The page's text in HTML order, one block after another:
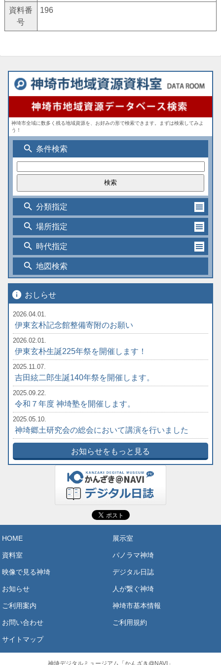
資料番
号
196
神埼市全域に数多く残る地域資源を、お好みの形で検索できます。まずは検索してみよ
う！
search 条件検索
search 分類指定
search 場所指定
search 時代指定
search 地図検索
info おしらせ
2026.04.01.
伊東玄朴記念館整備寄附のお願い
2026.02.01.
伊東玄朴生誕225年祭を開催します！
2025.11.07.
吉田絃二郎生誕140年祭を開催します。
2025.09.22.
令和７年度 神埼塾を開催します。
2025.05.10.
神埼郷土研究会の総会において講演を行いました
お知らせをもっと見る
HOME 展示室
資料室 パノラマ神埼
映像で見る神埼 デジタル日誌
お知らせ 人が繋ぐ神埼
ご利用案内 神埼市基本情報
お問い合わせ ご利用規約
サイトマップ
神埼デジタルミュージアム「かんざき@NAVI」